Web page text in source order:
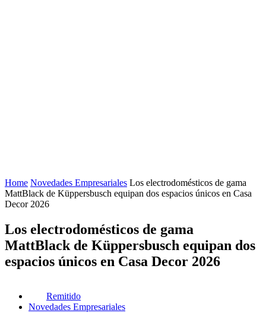
Home Novedades Empresariales Los electrodomésticos de gama
MattBlack de Küppersbusch equipan dos espacios únicos en Casa
Decor 2026
Los electrodomésticos de gama
MattBlack de Küppersbusch equipan dos
espacios únicos en Casa Decor 2026
Remitido
Novedades Empresariales